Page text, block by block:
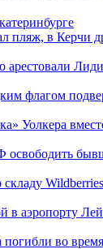
пляж, в Керчи
арестовали
флагом
Уолкера
в аэропорту
во